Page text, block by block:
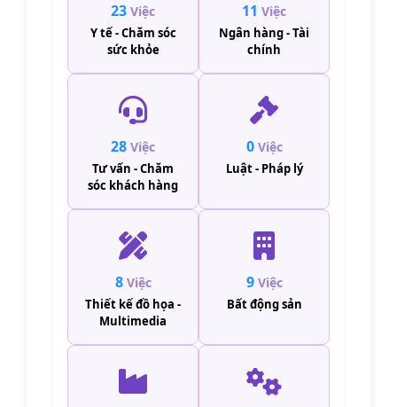
23 Việc
Y tế - Chăm sóc
sức khỏe
11 Việc
Ngân hàng - Tài
chính
28 Việc
Tư vấn - Chăm
sóc khách hàng
0 Việc
Luật - Pháp lý
8 Việc
Thiết kế đồ họa -
Multimedia
9 Việc
Bất động sản